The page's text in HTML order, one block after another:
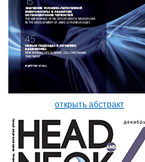
открыть абстракт